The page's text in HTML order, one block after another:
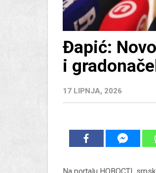
Đapić:
i
17 LIPNJA, 2026